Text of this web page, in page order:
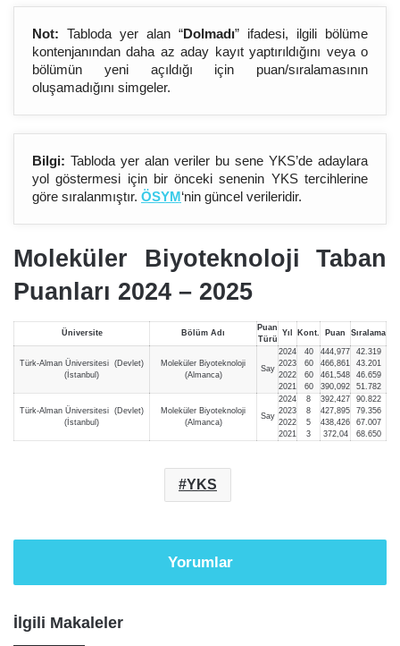
Not: Tabloda yer alan “Dolmadı” ifadesi, ilgili bölüme
kontenjanından daha az aday kayıt yaptırıldığını veya o
bölümün yeni açıldığı için puan/sıralamasının
oluşamadığını simgeler.
Bilgi: Tabloda yer alan veriler bu sene YKS’de adaylara
yol göstermesi için bir önceki senenin YKS tercihlerine
göre sıralanmıştır. ÖSYM‘nin güncel verileridir.
Moleküler Biyoteknoloji Taban
Puanları 2024 – 2025
Üniversite Bölüm Adı
Puan
Türü
Yıl Kont. Puan Sıralama
Türk-Alman Üniversitesi (Devlet)
(İstanbul)
Moleküler Biyoteknoloji
(Almanca)
Say
2024
2023
2022
2021
40
60
60
60
444,977
466,861
461,548
390,092
42.319
43.201
46.659
51.782
Türk-Alman Üniversitesi (Devlet)
(İstanbul)
Moleküler Biyoteknoloji
(Almanca)
Say
2024
2023
2022
2021
8
8
5
3
392,427
427,895
438,426
372,04
90.822
79.356
67.007
68.650
YKS
Yorumlar
İlgili Makaleler